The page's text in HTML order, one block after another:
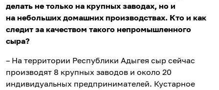
делать не только на крупных заводах, но и
на небольших домашних производствах. Кто и как
следит за качеством такого непромышленного
сыра?
– На территории Республики Адыгея сыр сейчас
производят 8 крупных заводов и около 20
индивидуальных предпринимателей. Кустарное